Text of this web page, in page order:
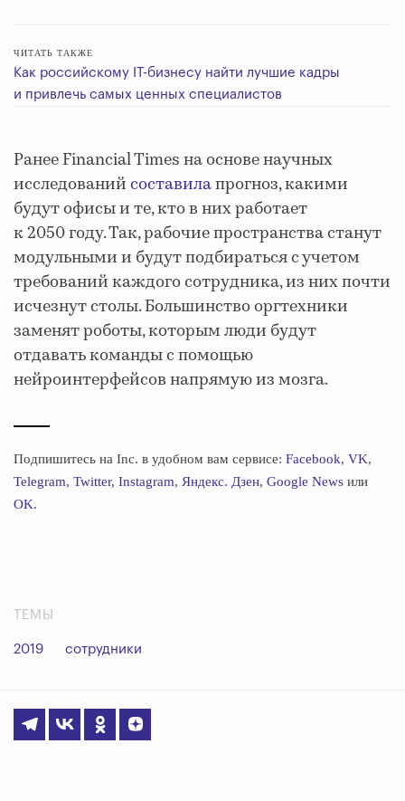
ЧИТАТЬ ТАКЖЕ
Как российскому IT-бизнесу найти лучшие кадры
и привлечь самых ценных специалистов
Ранее Financial Times на основе научных
исследованийсоставилапрогноз, какими
будут офисы и те, кто в них работает
к 2050 году. Так, рабочие пространства станут
модульными и будут подбираться с учетом
требований каждого сотрудника, из них почти
исчезнут столы. Большинство оргтехники
заменят роботы, которым люди будут
отдавать команды с помощью
нейроинтерфейсов напрямую из мозга.
Подпишитесь на Inc. в удобном вам сервисе: Facebook, VK,
Telegram, Twitter, Instagram, Яндекс. Дзен, Google News или
OK.
ТЕМЫ
2019 сотрудники